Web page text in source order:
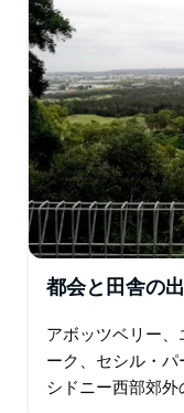
都会と田舎の
アボッツベリー
ーク、セシル・パ
シドニー西部郊外